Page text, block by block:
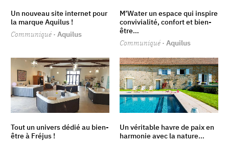
Un nouveau site internet pour
la marque Aquilus !
Communiqué · Aquilus
M’Water un espace qui inspire
convivialité, confort et bien-
être…
Communiqué · Aquilus
Tout un univers dédié au bien-
être à Fréjus !
Un véritable havre de paix en
harmonie avec la nature…